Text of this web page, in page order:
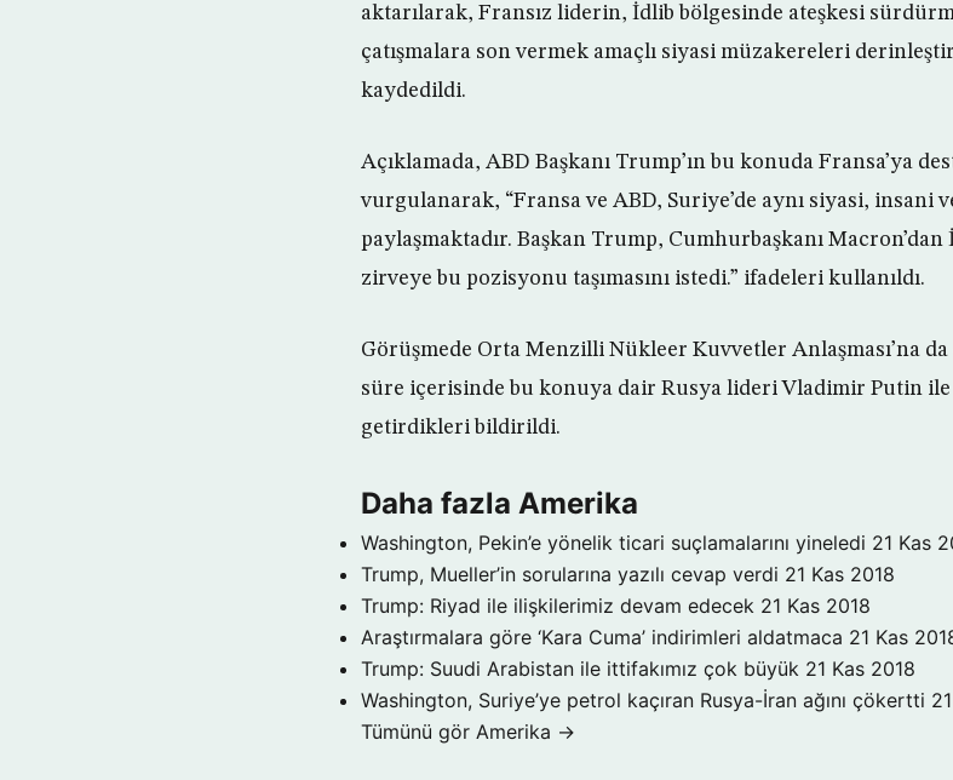
aktarılarak, Fransız liderin, İdlib bölgesinde ateşkesi
çatışmalara son vermek amaçlı siyasi müzakereleri
kaydedildi.
Açıklamada, ABD Başkanı Trump’ın bu konuda Fransa’ya
vurgulanarak, “Fransa ve ABD, Suriye’de aynı siyasi,
paylaşmaktadır. Başkan Trump, Cumhurbaşkanı
zirveye bu pozisyonu taşımasını istedi.” ifadeleri kullanıldı.
Görüşmede Orta Menzilli Nükleer Kuvvetler Anlaşması’na
süre içerisinde bu konuya dair Rusya lideri Vladimir Putin
getirdikleri bildirildi.
Daha fazla Amerika
Washington, Pekin’e yönelik ticari suçlamalarını yineledi 21 Kas
Trump, Mueller’in sorularına yazılı cevap verdi 21 Kas 2018
Trump: Riyad ile ilişkilerimiz devam edecek 21 Kas 2018
Araştırmalara göre ‘Kara Cuma’ indirimleri aldatmaca 21 Kas
Trump: Suudi Arabistan ile ittifakımız çok büyük 21 Kas 2018
Washington, Suriye’ye petrol kaçıran Rusya-İran ağını çökertti
Tümünü gör Amerika →